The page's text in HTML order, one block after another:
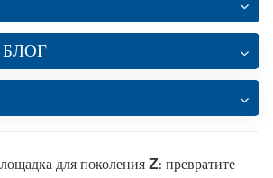
для поколения Z: превратите